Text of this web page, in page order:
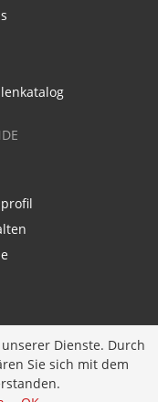
Dienste. Durch
Sie sich mit dem